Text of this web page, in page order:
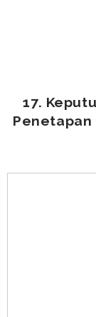
17.
Penetapan